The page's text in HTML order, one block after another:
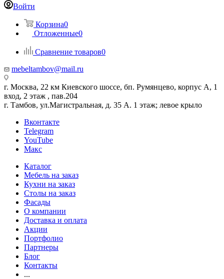
Войти
Корзина0
Отложенные0
Сравнение товаров0
mebeltambov@mail.ru
г. Москва, 22 км Киевского шоссе, бп. Румянцево, корпус А, 1
вход, 2 этаж , пав.204
г. Тамбов, ул.Магистральная, д. 35 А. 1 этаж; левое крыло
Вконтакте
Telegram
YouTube
Макс
Каталог
Мебель на заказ
Кухни на заказ
Столы на заказ
Фасады
О компании
Доставка и оплата
Акции
Портфолио
Партнеры
Блог
Контакты
...